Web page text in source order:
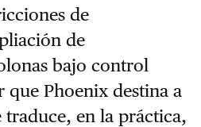
de
de
bajo control
que Phoenix destina a
traduce, en la práctica,